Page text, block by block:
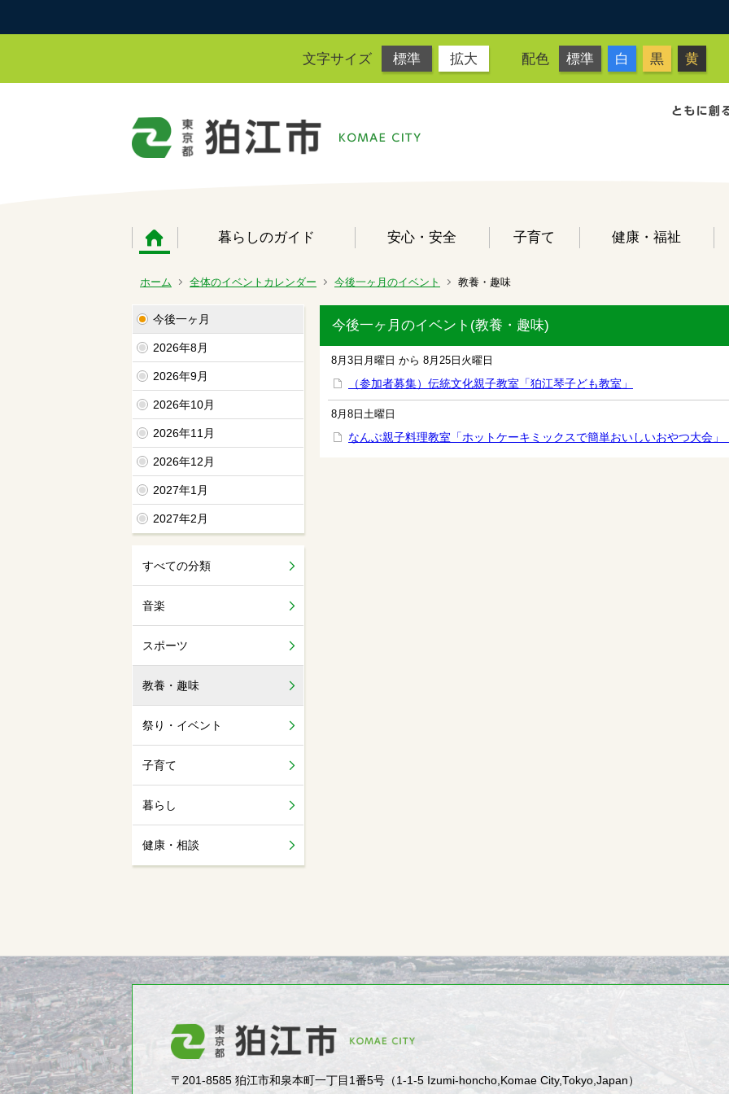
文字サイズ 標準 拡大 配色 標準 白 黒 黄
暮らしのガイド 安心・安全 子育て 健康・福祉
ホーム 全体のイベントカレンダー 今後一ヶ月のイベント 教養・趣味
今後一ヶ月
2026年8月
2026年9月
2026年10月
2026年11月
2026年12月
2027年1月
2027年2月
すべての分類
音楽
スポーツ
教養・趣味
祭り・イベント
子育て
暮らし
健康・相談
今後一ヶ月のイベント(教養・趣味)
8月3日 月曜日 から 8月25日 火曜日
（参加者募集）伝統文化親子教室「狛江琴子ども教室」
8月8日 土曜日
なんぶ親子料理教室「ホットケーキミックスで簡単おいしいおやつ大会」
〒201-8585 狛江市和泉本町一丁目1番5号（1-1-5 Izumi-honcho,Komae City,Tokyo,Japan）